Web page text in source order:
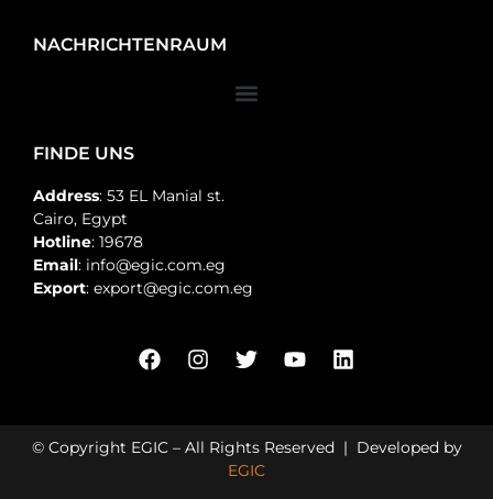
NACHRICHTENRAUM
FINDE UNS
Address: 53 EL Manial st.
Cairo, Egypt
Hotline: 19678
Email: info@egic.com.eg
Export: export@egic.com.eg
© Copyright EGIC – All Rights Reserved | Developed by
EGIC